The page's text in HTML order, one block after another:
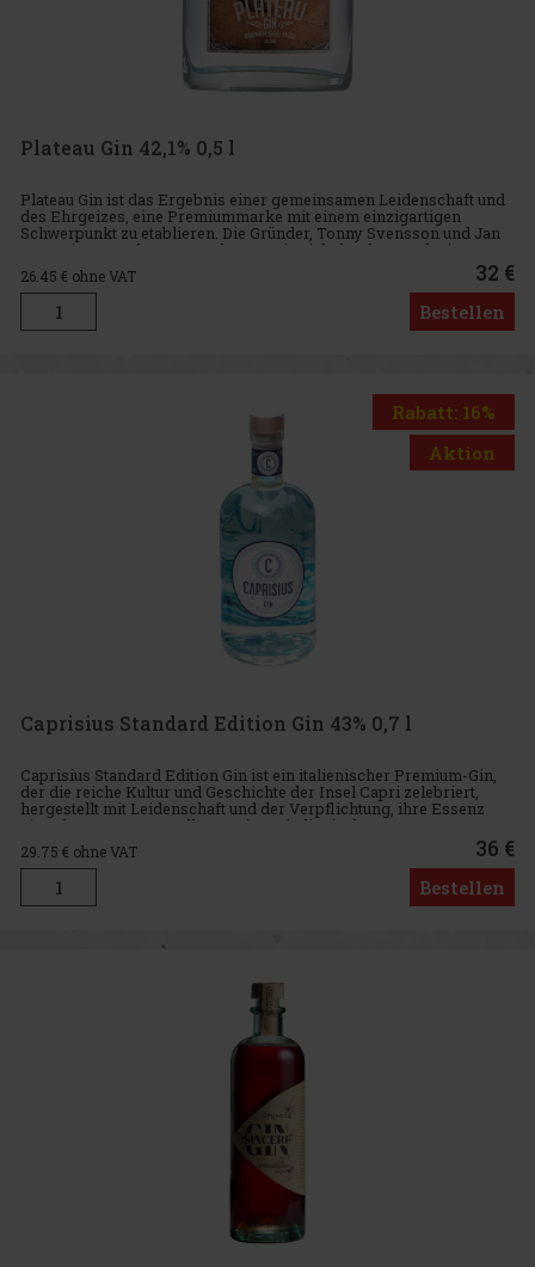
Plateau Gin 42,1% 0,5 l
Plateau Gin ist das Ergebnis einer gemeinsamen Leidenschaft und
des Ehrgeizes, eine Premiummarke mit einem einzigartigen
Schwerpunkt zu etablieren. Die Gründer, Tonny Svensson und Jan
Bay, reisten nach Los Angeles, wo sie sich durch Besuche in
versch
26.45 € ohne VAT 32 €
Bestellen
Rabatt: 16%
Aktion
Caprisius Standard Edition Gin 43% 0,7 l
Caprisius Standard Edition Gin ist ein italienischer Premium-Gin,
der die reiche Kultur und Geschichte der Insel Capri zelebriert,
hergestellt mit Leidenschaft und der Verpflichtung, ihre Essenz
einzufangen. Hergestellt von einem italienischen Untern
29.75 € ohne VAT 36 €
Bestellen